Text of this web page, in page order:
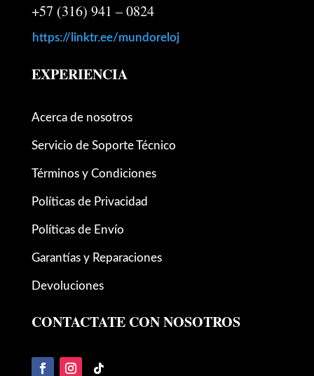
+57 (316) 941 – 0824
https://linktr.ee/mundoreloj
EXPERIENCIA
Acerca de nosotros
Servicio de Soporte Técnico
Términos y Condiciones
Políticas de Privacidad
Políticas de Envío
Garantías y Reparaciones
Devoluciones
CONTACTATE CON NOSOTROS